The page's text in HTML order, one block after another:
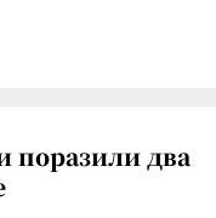
поразили два